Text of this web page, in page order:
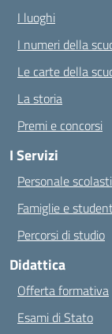
I luoghi
I numeri della
Le carte della
La storia
Premi e concorsi
I Servizi
Personale
Famiglie e
Percorsi di studio
Didattica
Offerta formativa
Esami di Stato